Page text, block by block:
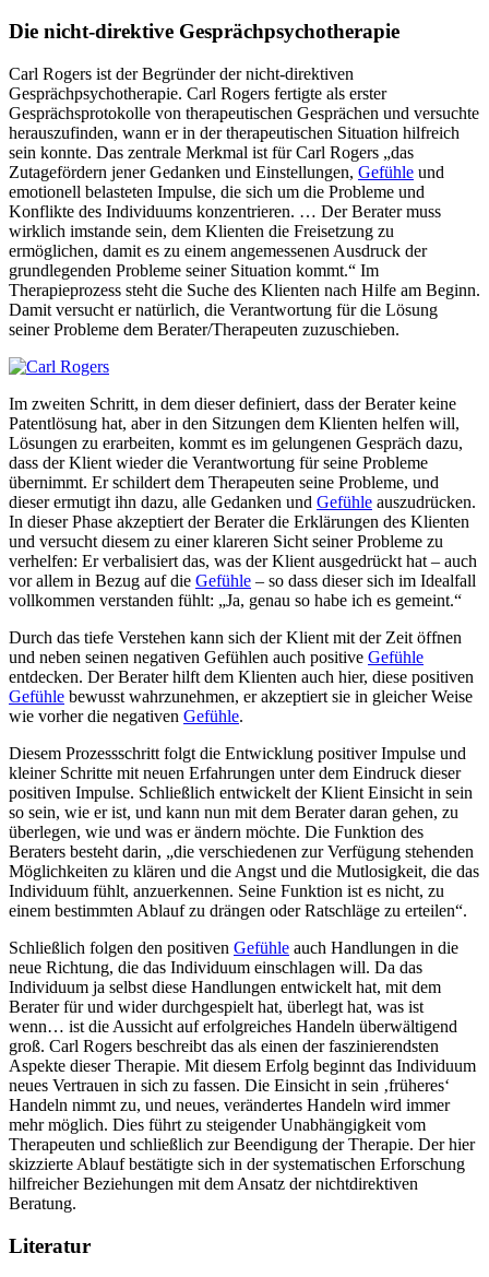
Die nicht-direktive Gesprächpsychotherapie
Carl Rogers ist der Begründer der nicht-direktiven
Gesprächpsychotherapie. Carl Rogers fertigte als erster
Gesprächsprotokolle von therapeutischen Gesprächen und versuchte
herauszufinden, wann er in der therapeutischen Situation hilfreich
sein konnte. Das zentrale Merkmal ist für Carl Rogers „das
Zutagefördern jener Gedanken und Einstellungen, Gefühle und
emotionell belasteten Impulse, die sich um die Probleme und
Konflikte des Individuums konzentrieren. … Der Berater muss
wirklich imstande sein, dem Klienten die Freisetzung zu
ermöglichen, damit es zu einem angemessenen Ausdruck der
grundlegenden Probleme seiner Situation kommt.“ Im
Therapieprozess steht die Suche des Klienten nach Hilfe am Beginn.
Damit versucht er natürlich, die Verantwortung für die Lösung
seiner Probleme dem Berater/Therapeuten zuzuschieben.
Im zweiten Schritt, in dem dieser definiert, dass der Berater keine
Patentlösung hat, aber in den Sitzungen dem Klienten helfen will,
Lösungen zu erarbeiten, kommt es im gelungenen Gespräch dazu,
dass der Klient wieder die Verantwortung für seine Probleme
übernimmt. Er schildert dem Therapeuten seine Probleme, und
dieser ermutigt ihn dazu, alle Gedanken und Gefühle auszudrücken.
In dieser Phase akzeptiert der Berater die Erklärungen des Klienten
und versucht diesem zu einer klareren Sicht seiner Probleme zu
verhelfen: Er verbalisiert das, was der Klient ausgedrückt hat – auch
vor allem in Bezug auf die Gefühle – so dass dieser sich im Idealfall
vollkommen verstanden fühlt: „Ja, genau so habe ich es gemeint.“
Durch das tiefe Verstehen kann sich der Klient mit der Zeit öffnen
und neben seinen negativen Gefühlen auch positive Gefühle
entdecken. Der Berater hilft dem Klienten auch hier, diese positiven
Gefühle bewusst wahrzunehmen, er akzeptiert sie in gleicher Weise
wie vorher die negativen Gefühle.
Diesem Prozessschritt folgt die Entwicklung positiver Impulse und
kleiner Schritte mit neuen Erfahrungen unter dem Eindruck dieser
positiven Impulse. Schließlich entwickelt der Klient Einsicht in sein
so sein, wie er ist, und kann nun mit dem Berater daran gehen, zu
überlegen, wie und was er ändern möchte. Die Funktion des
Beraters besteht darin, „die verschiedenen zur Verfügung stehenden
Möglichkeiten zu klären und die Angst und die Mutlosigkeit, die das
Individuum fühlt, anzuerkennen. Seine Funktion ist es nicht, zu
einem bestimmten Ablauf zu drängen oder Ratschläge zu erteilen“.
Schließlich folgen den positiven Gefühle auch Handlungen in die
neue Richtung, die das Individuum einschlagen will. Da das
Individuum ja selbst diese Handlungen entwickelt hat, mit dem
Berater für und wider durchgespielt hat, überlegt hat, was ist
wenn… ist die Aussicht auf erfolgreiches Handeln überwältigend
groß. Carl Rogers beschreibt das als einen der faszinierendsten
Aspekte dieser Therapie. Mit diesem Erfolg beginnt das Individuum
neues Vertrauen in sich zu fassen. Die Einsicht in sein ‚früheres‘
Handeln nimmt zu, und neues, verändertes Handeln wird immer
mehr möglich. Dies führt zu steigender Unabhängigkeit vom
Therapeuten und schließlich zur Beendigung der Therapie. Der hier
skizzierte Ablauf bestätigte sich in der systematischen Erforschung
hilfreicher Beziehungen mit dem Ansatz der nichtdirektiven
Beratung.
Literatur